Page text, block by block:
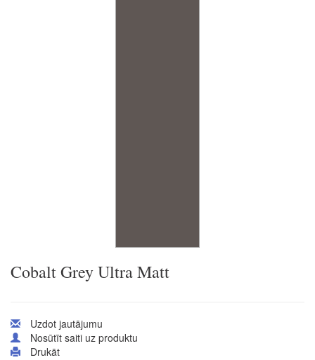
Cobalt Grey Ultra Matt
Uzdot jautājumu
Nosūtīt saiti uz produktu
Drukāt